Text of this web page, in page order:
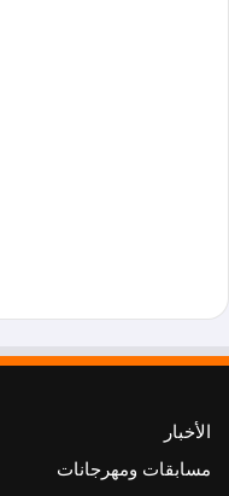
الأخبار
مسابقات ومهرجانات